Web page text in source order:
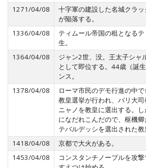
1271/04/08
十字軍の建設した名城クラ
が陥落する。
1336/04/08
ティムール帝国の租となる
生。
1364/04/08
ジャン2世、没。王太子シャ
として即位する。44歳（誕
ンス。
1378/04/08
ローマ市民のデモ行進の中
教皇選挙が行われ、バリ大
ニャノを教皇に選出する。
になだれこんだので、枢機
テバルデッシを選出された教
1418/04/08
京都で大火がある。
1453/04/08
コンスタンチノープルを攻